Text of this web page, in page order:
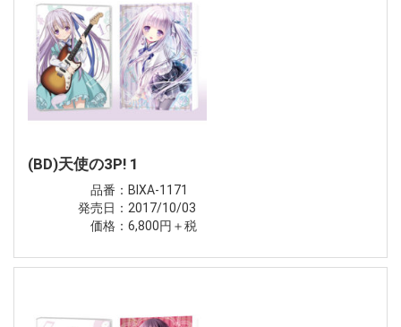
(BD)天使の3P! 1
品番：BIXA-1171
発売日：2017/10/03
価格：6,800円＋税